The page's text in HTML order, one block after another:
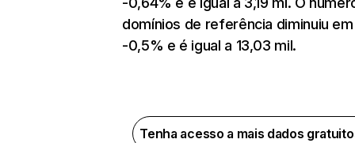
domínios de referência diminuiu em
-0,5% e é igual a 13,03 mil.
Tenha acesso a mais dados